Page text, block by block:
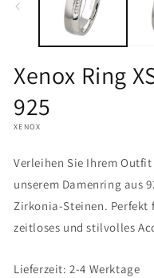
Xenox Ring
925
XENOX
Verleihen Sie Ihrem
unserem Damenring aus
Zirkonia-Steinen. Perfekt
zeitloses und stilvolles
Lieferzeit: 2-4 Werktage